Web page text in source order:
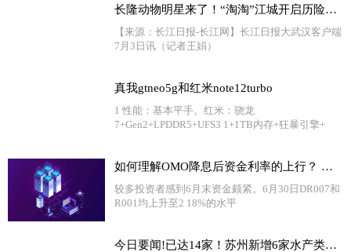
长隆动物明星来了！“淘淘”江城开启历险记 天天看点
【来源：长江日报-长江网】长江日报大武汉客户端
7月3日讯（记者王娟）
真我gtneo5g和红米note12turbo
1 性能：基本平手。红米：骁龙
7+Gen2+LPDDR5+UFS3 1+1TB内存+狂暴引擎+
如何理解OMO降息后资金利率的上行？ 全球新消息
较多投资者感到6月末资金颇紧。6月30日DR007和
R001均上升至2 18%的水平
今日要闻!已达14家！苏州新增6家水产类省级特色优势种苗中心